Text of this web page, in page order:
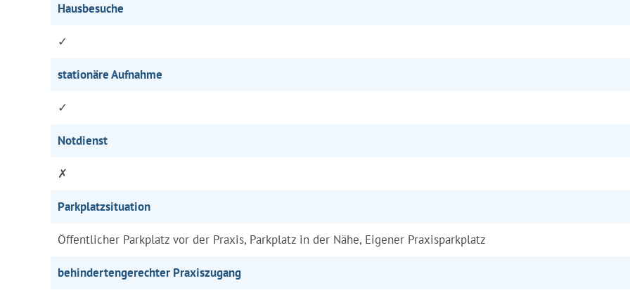
Hausbesuche
✓
stationäre Aufnahme
✓
Notdienst
✗
Parkplatzsituation
Öffentlicher Parkplatz vor der Praxis, Parkplatz in der Nähe, Eigener Praxisparkplatz
behindertengerechter Praxiszugang